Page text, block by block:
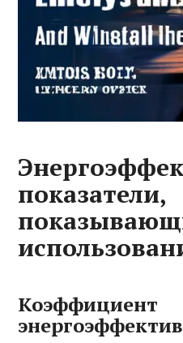
показатели,
Коэффициент